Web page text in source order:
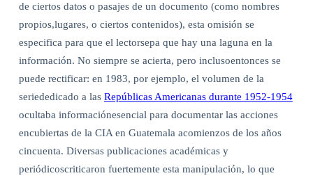
de ciertos datos o pasajes de un documento (como nombres
propios,lugares, o ciertos contenidos), esta omisión se
especifica para que el lectorsepa que hay una laguna en la
información. No siempre se acierta, pero inclusoentonces se
puede rectificar: en 1983, por ejemplo, el volumen de la
seriededicado a las Repúblicas Americanas durante 1952-1954
ocultaba informaciónesencial para documentar las acciones
encubiertas de la CIA en Guatemala acomienzos de los años
cincuenta. Diversas publicaciones académicas y
periódicoscriticaron fuertemente esta manipulación, lo que